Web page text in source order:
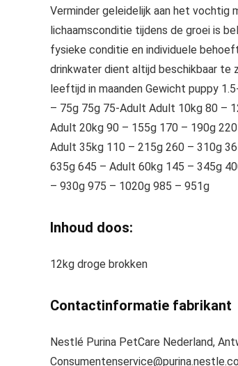
Verminder geleidelijk aan het vochtig
lichaamsconditie tijdens de groei is
fysieke conditie en individuele
drinkwater dient altijd beschikbaar te
leeftijd in maanden Gewicht puppy
– 75g 75g 75-Adult Adult 10kg 80 –
Adult 20kg 90 – 155g 170 – 190g
Adult 35kg 110 – 215g 260 – 310g
635g 645 – Adult 60kg 145 – 345g
– 930g 975 – 1020g 985 – 951g
Inhoud doos:
12kg droge brokken
Contactinformatie fabrikant
Nestlé Purina PetCare Nederland,